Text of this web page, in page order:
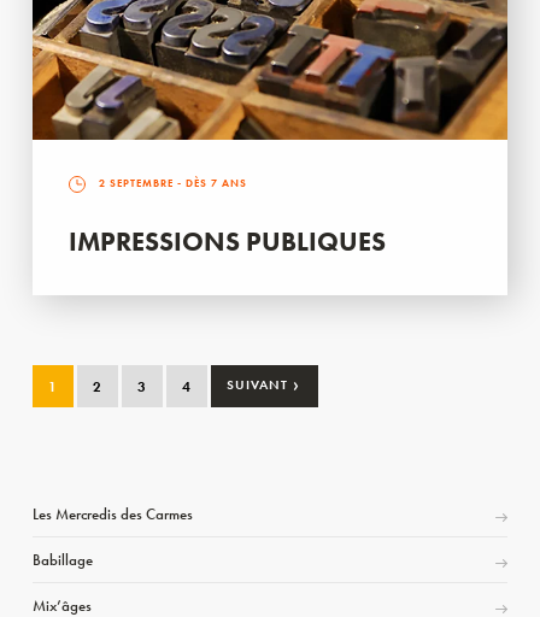
2 SEPTEMBRE - DÈS 7 ANS
IMPRESSIONS PUBLIQUES
1 2 3 4 SUIVANT ›
Les Mercredis des Carmes
Babillage
Mix’âges